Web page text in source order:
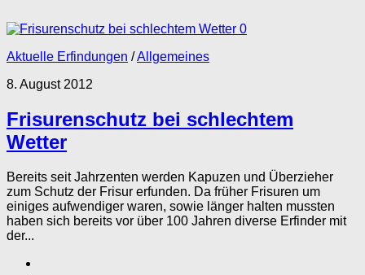
0
Aktuelle Erfindungen /Allgemeines
8. August 2012
Frisurenschutz bei schlechtem
Wetter
Bereits seit Jahrzenten werden Kapuzen und Überzieher
zum Schutz der Frisur erfunden. Da früher Frisuren um
einiges aufwendiger waren, sowie länger halten mussten
haben sich bereits vor über 100 Jahren diverse Erfinder mit
der...